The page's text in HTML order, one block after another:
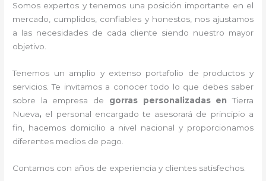
Somos expertos y tenemos una posición importante en el
mercado, cumplidos, confiables y honestos, nos ajustamos
a las necesidades de cada cliente siendo nuestro mayor
objetivo.
Tenemos un amplio y extenso portafolio de productos y
servicios. Te invitamos a conocer todo lo que debes saber
sobre la empresa de gorras personalizadas enTierra
Nueva, el personal encargado te asesorará de principio a
fin, hacemos domicilio a nivel nacional y proporcionamos
diferentes medios de pago.
Contamos con años de experiencia y clientes satisfechos.